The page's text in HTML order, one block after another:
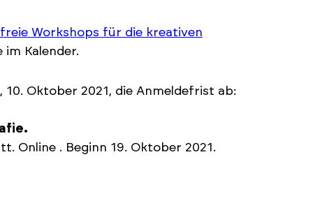
Workshops für die kreativen
Kalender.
Oktober 2021, die Anmeldefrist ab:
Online . Beginn 19. Oktober 2021.